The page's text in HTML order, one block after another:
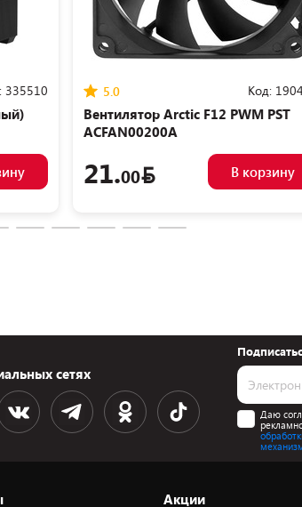
335510 5.0 Код:
Вентилятор Arctic F12 PWM PST
ACFAN00200A
21.00 В корзину
сетях
Даю
Акции